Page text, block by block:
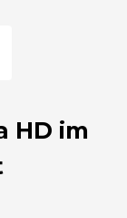
HD im